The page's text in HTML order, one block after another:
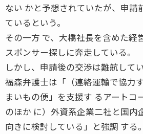
ない かと予想されていたが、申請
ているという。
その一方 で、大橋社長を含めた経
スポンサー探しに奔走している。
しかし、申請後の交渉は難航して
福森弁護士は「（連絡運輸で協力
まいもの便」を支援す るアートコ
のほか に）外資系企業二社と国内
向きに検討している」と強調 する。